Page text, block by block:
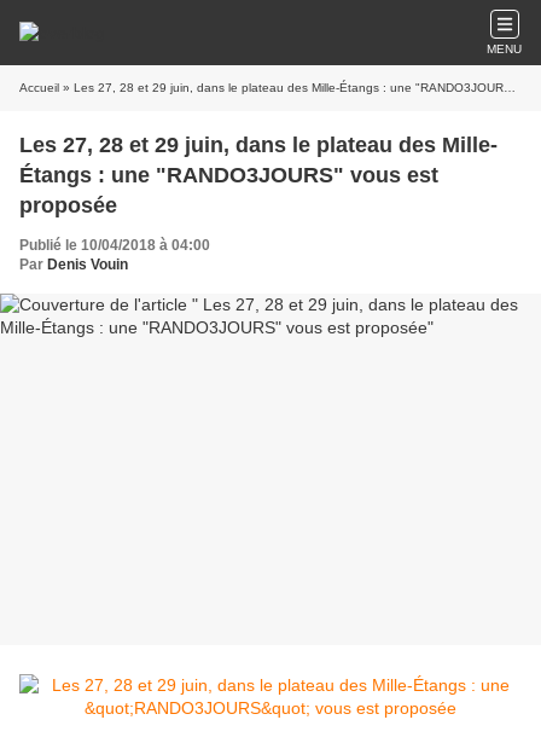
MENU
Accueil » Les 27, 28 et 29 juin, dans le plateau des Mille-Étangs : une "RANDO3JOURS" vous est proposée
Les 27, 28 et 29 juin, dans le plateau des Mille-
Étangs : une "RANDO3JOURS" vous est
proposée
Publié le 10/04/2018 à 04:00
Par Denis Vouin